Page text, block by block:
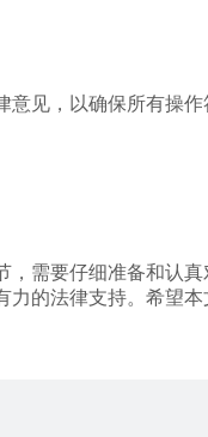
见，以确保所有操作
需要仔细准备和认
的法律支持。希望